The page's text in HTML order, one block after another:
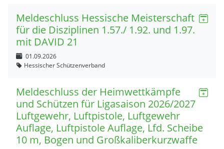
Meldeschluss Hessische Meisterschaft
für die Disziplinen 1.57./ 1.92. und 1.97.
mit DAVID 21
01.09.2026
Hessischer Schützenverband
Meldeschluss der Heimwettkämpfe
und Schützen für Ligasaison 2026/2027
Luftgewehr, Luftpistole, Luftgewehr
Auflage, Luftpistole Auflage, Lfd. Scheibe
10 m, Bogen und Großkaliberkurzwaffe